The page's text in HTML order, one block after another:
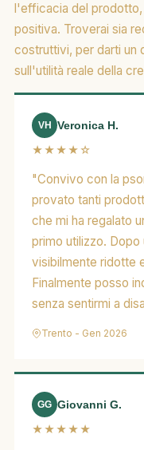
l'efficacia del prodotto,
positiva. Troverai sia
costruttivi, per darti un
sull'utilità reale della
VH Veronica H.
★★★★☆
"Convivo con la
provato tanti
che mi ha regalato
primo utilizzo.
visibilmente ridotte
Finalmente posso
senza sentirmi a
Trento - Gen 2026
GG Giovanni G.
★★★★★